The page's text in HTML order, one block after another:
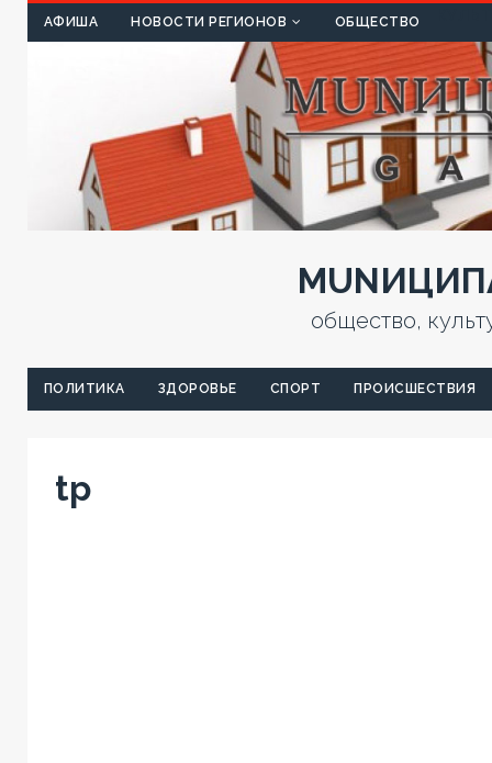
АФИША НОВОСТИ РЕГИОНОВ ОБЩЕСТВО
общество,
ПОЛИТИКА ЗДОРОВЬЕ СПОРТ ПРОИСШЕСТВИЯ
tp